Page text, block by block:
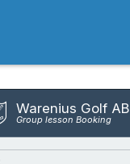
Warenius Golf AB
Group lesson Booking